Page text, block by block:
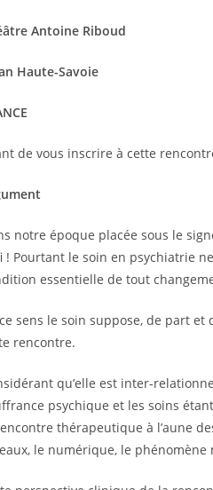
Antoine Riboud
Haute-Savoie
de vous inscrire à cette
notre époque placée sous le
! Pourtant le soin en psychiatrie
essentielle de tout
sens le soin suppose, de part
rencontre.
qu’elle est inter-
psychique et les soins
thérapeutique à l’aune
le numérique, le